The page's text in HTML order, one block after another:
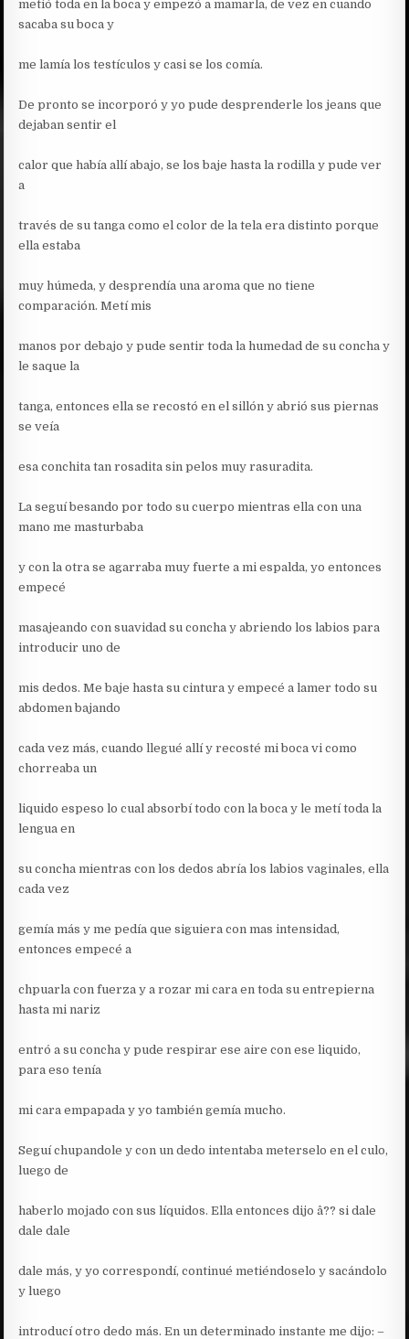
metió toda en la boca y empezó a mamarla, de vez en cuando
sacaba su boca y
me lamía los testículos y casi se los comía.
De pronto se incorporó y yo pude desprenderle los jeans que
dejaban sentir el
calor que había allí abajo, se los baje hasta la rodilla y pude ver
a
través de su tanga como el color de la tela era distinto porque
ella estaba
muy húmeda, y desprendía una aroma que no tiene
comparación. Metí mis
manos por debajo y pude sentir toda la humedad de su concha y
le saque la
tanga, entonces ella se recostó en el sillón y abrió sus piernas
se veía
esa conchita tan rosadita sin pelos muy rasuradita.
La seguí besando por todo su cuerpo mientras ella con una
mano me masturbaba
y con la otra se agarraba muy fuerte a mi espalda, yo entonces
empecé
masajeando con suavidad su concha y abriendo los labios para
introducir uno de
mis dedos. Me baje hasta su cintura y empecé a lamer todo su
abdomen bajando
cada vez más, cuando llegué allí y recosté mi boca vi como
chorreaba un
liquido espeso lo cual absorbí todo con la boca y le metí toda la
lengua en
su concha mientras con los dedos abría los labios vaginales, ella
cada vez
gemía más y me pedía que siguiera con mas intensidad,
entonces empecé a
chpuarla con fuerza y a rozar mi cara en toda su entrepierna
hasta mi nariz
entró a su concha y pude respirar ese aire con ese liquido,
para eso tenía
mi cara empapada y yo también gemía mucho.
Seguí chupandole y con un dedo intentaba meterselo en el culo,
luego de
haberlo mojado con sus líquidos. Ella entonces dijo â?? si dale
dale dale
dale más, y yo correspondí, continué metiéndoselo y sacándolo
y luego
introducí otro dedo más. En un determinado instante me dijo: –